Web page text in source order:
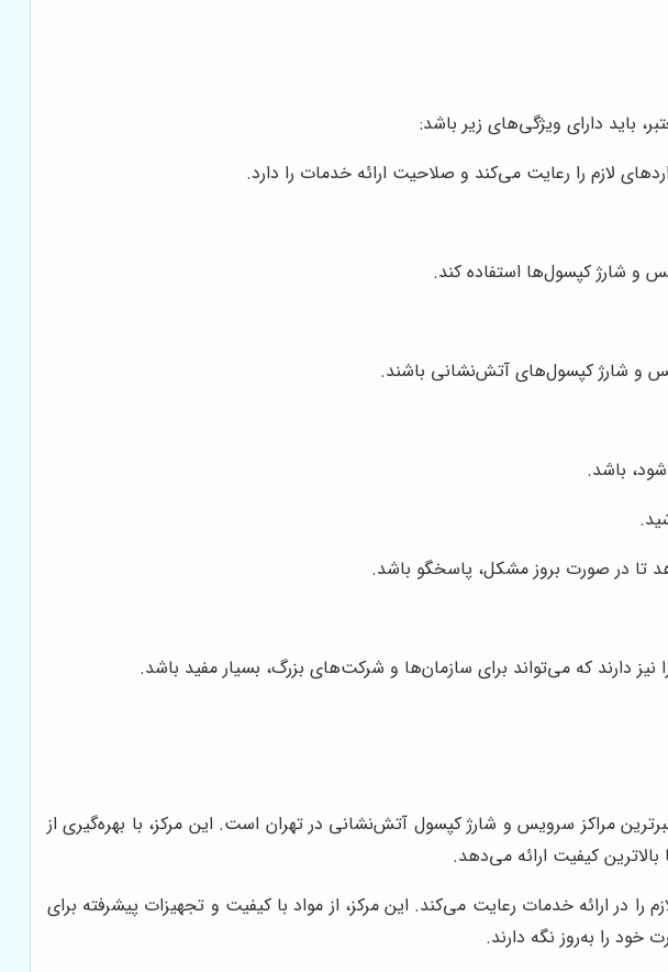
باید دارای ویژگی‌های زیر باشد:
لازم را رعایت می‌کند و صلاحیت ارائه خدمات را دارد.
و شارژ کپسول‌ها استفاده کند.
و شارژ کپسول‌های آتش‌نشانی باشند.
باشد.
تا در صورت بروز مشکل، پاسخگو باشد.
دارند که می‌تواند برای سازمان‌ها و شرکت‌های بزرگ، بسیار مفید باشد.
مراکز سرویس و شارژ کپسول آتش‌نشانی در تهران است. این مرکز، با بهره‌گیری از
کیفیت ارائه می‌دهد.
در ارائه خدمات رعایت می‌کند. این مرکز، از مواد با کیفیت و تجهیزات پیشرفته برای
را به‌روز نگه دارند.